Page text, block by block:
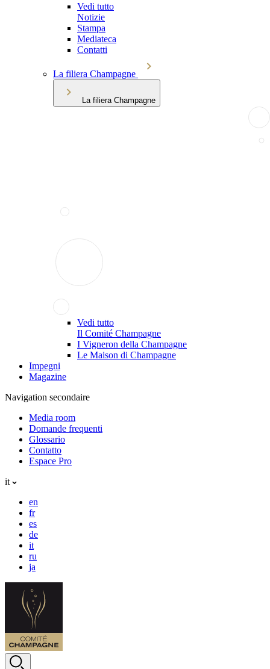
Vedi tutto
Notizie
Stampa
Mediateca
Contatti
La filiera Champagne
La filiera Champagne
Vedi tutto
Il Comité Champagne
I Vigneron della Champagne
Le Maison di Champagne
Impegni
Magazine
Navigation secondaire
Media room
Domande frequenti
Glossario
Contatto
Espace Pro
it
en
fr
es
de
it
ru
ja